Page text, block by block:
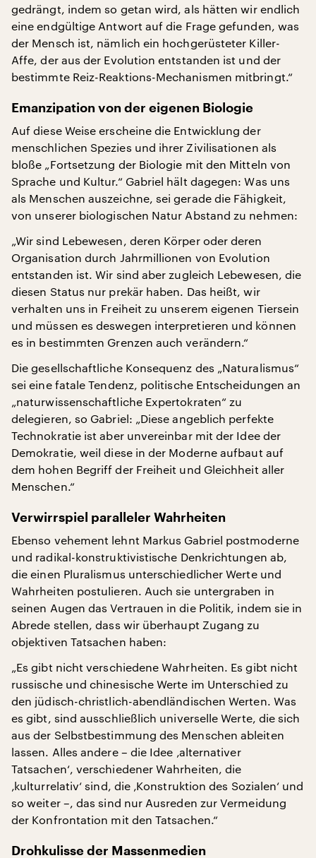
gedrängt, indem so getan wird, als hätten wir endlich
eine endgültige Antwort auf die Frage gefunden, was
der Mensch ist, nämlich ein hochgerüsteter Killer-
Affe, der aus der Evolution entstanden ist und der
bestimmte Reiz-Reaktions-Mechanismen mitbringt.“
Emanzipation von der eigenen Biologie
Auf diese Weise erscheine die Entwicklung der
menschlichen Spezies und ihrer Zivilisationen als
bloße „Fortsetzung der Biologie mit den Mitteln von
Sprache und Kultur.“ Gabriel hält dagegen: Was uns
als Menschen auszeichne, sei gerade die Fähigkeit,
von unserer biologischen Natur Abstand zu nehmen:
„Wir sind Lebewesen, deren Körper oder deren
Organisation durch Jahrmillionen von Evolution
entstanden ist. Wir sind aber zugleich Lebewesen, die
diesen Status nur prekär haben. Das heißt, wir
verhalten uns in Freiheit zu unserem eigenen Tiersein
und müssen es deswegen interpretieren und können
es in bestimmten Grenzen auch verändern.“
Die gesellschaftliche Konsequenz des „Naturalismus“
sei eine fatale Tendenz, politische Entscheidungen an
„naturwissenschaftliche Expertokraten“ zu
delegieren, so Gabriel: „Diese angeblich perfekte
Technokratie ist aber unvereinbar mit der Idee der
Demokratie, weil diese in der Moderne aufbaut auf
dem hohen Begriff der Freiheit und Gleichheit aller
Menschen.“
Verwirrspiel paralleler Wahrheiten
Ebenso vehement lehnt Markus Gabriel postmoderne
und radikal-konstruktivistische Denkrichtungen ab,
die einen Pluralismus unterschiedlicher Werte und
Wahrheiten postulieren. Auch sie untergraben in
seinen Augen das Vertrauen in die Politik, indem sie in
Abrede stellen, dass wir überhaupt Zugang zu
objektiven Tatsachen haben:
„Es gibt nicht verschiedene Wahrheiten. Es gibt nicht
russische und chinesische Werte im Unterschied zu
den jüdisch-christlich-abendländischen Werten. Was
es gibt, sind ausschließlich universelle Werte, die sich
aus der Selbstbestimmung des Menschen ableiten
lassen. Alles andere – die Idee ‚alternativer
Tatsachen‘, verschiedener Wahrheiten, die
‚kulturrelativ‘ sind, die ‚Konstruktion des Sozialen‘ und
so weiter –, das sind nur Ausreden zur Vermeidung
der Konfrontation mit den Tatsachen.“
Drohkulisse der Massenmedien